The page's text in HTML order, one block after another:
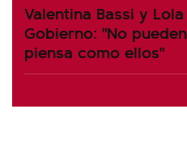
Valentina Bassi y
Gobierno: "No
piensa como ellos"